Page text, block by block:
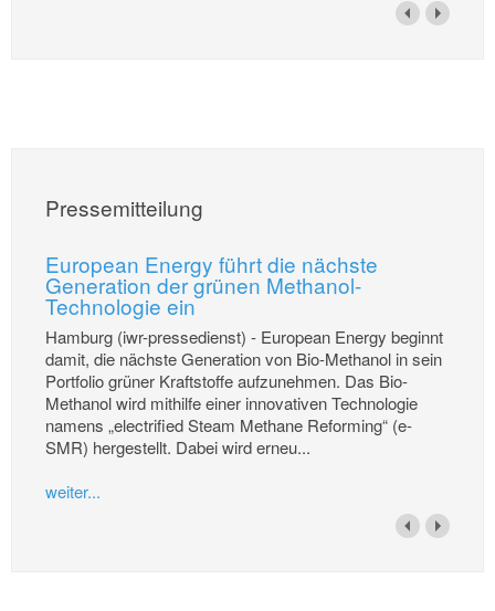
Pressemitteilung
European Energy führt die nächste
Generation der grünen Methanol-
Technologie ein
Hamburg (iwr-pressedienst) - European Energy beginnt
damit, die nächste Generation von Bio-Methanol in sein
Portfolio grüner Kraftstoffe aufzunehmen. Das Bio-
Methanol wird mithilfe einer innovativen Technologie
namens „electrified Steam Methane Reforming“ (e-
SMR) hergestellt. Dabei wird erneu...
weiter...